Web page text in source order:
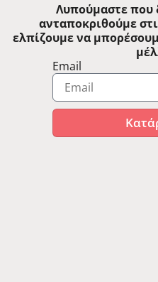
Λυπούμαστε που
ανταποκριθούμε
ελπίζουμε να
Email